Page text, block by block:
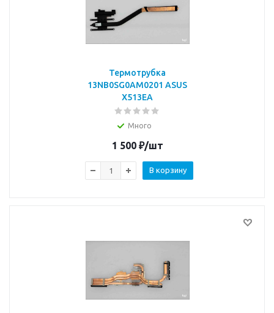
Термотрубка
13NB0SG0AM0201 ASUS
X513EA
Много
1 500₽/шт
В корзину